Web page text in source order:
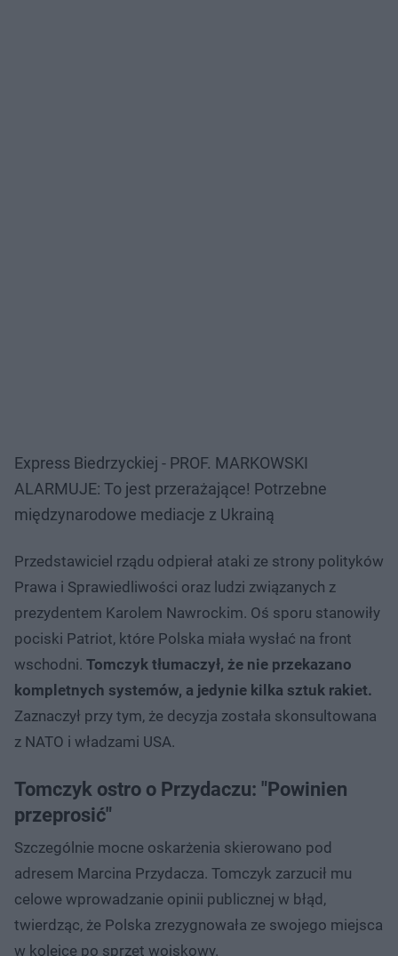
Express Biedrzyckiej - PROF. MARKOWSKI
ALARMUJE: To jest przerażające! Potrzebne
międzynarodowe mediacje z Ukrainą
Przedstawiciel rządu odpierał ataki ze strony polityków
Prawa i Sprawiedliwości oraz ludzi związanych z
prezydentem Karolem Nawrockim. Oś sporu stanowiły
pociski Patriot, które Polska miała wysłać na front
wschodni. Tomczyk tłumaczył, że nie przekazano
kompletnych systemów, a jedynie kilka sztuk rakiet.
Zaznaczył przy tym, że decyzja została skonsultowana
z NATO i władzami USA.
Tomczyk ostro o Przydaczu: "Powinien
przeprosić"
Szczególnie mocne oskarżenia skierowano pod
adresem Marcina Przydacza. Tomczyk zarzucił mu
celowe wprowadzanie opinii publicznej w błąd,
twierdząc, że Polska zrezygnowała ze swojego miejsca
w kolejce po sprzęt wojskowy.